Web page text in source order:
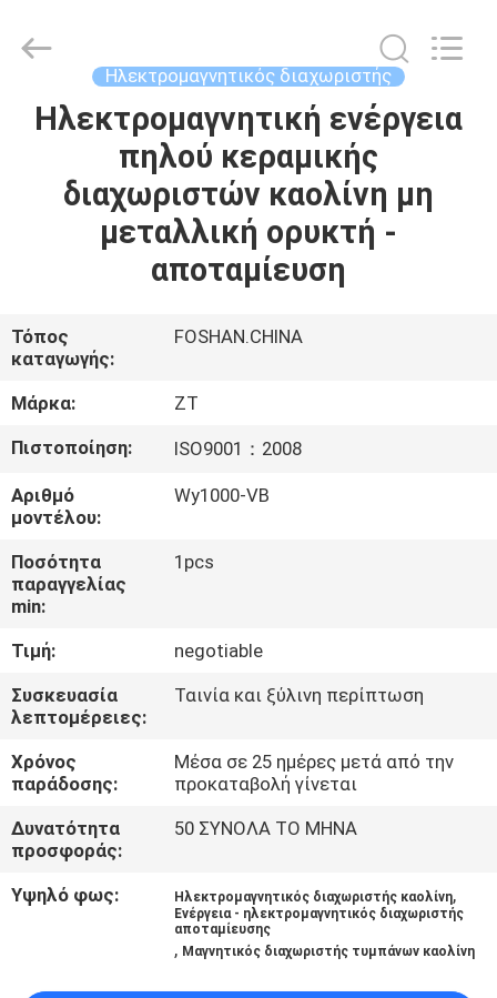
ΣΠΊΤΙ
ΠΡΟΪΌΝΤΑ
ΠΕΡΊΠΟΥ
ΓΎΡΟΣ
ΕΡΓΟΣΤΑΣΊΩΝ
ΠΟΙΟΤΙΚΌΣ
ΈΛΕΓΧΟΣ
ΜΑΣ
ΕΛΆΤΕ
ΣΕ
ΕΠΑΦΉ
ΜΕ
&
ΓΝΏΣΗ
ΠΕΡΙΠΤΏΣΕΙΣ
Reserved.
Ηλεκτρομαγνητικός διαχωριστής
Ηλεκτρομαγνητική ενέργεια
πηλού κεραμικής
διαχωριστών καολίνη μη
μεταλλική ορυκτή -
αποταμίευση
Τόπος
καταγωγής:
FOSHAN.CHINA
Μάρκα:
ZT
Πιστοποίηση:
ISO9001：2008
Αριθμό
μοντέλου:
Wy1000-VB
Ποσότητα
παραγγελίας
min:
1pcs
Τιμή:
negotiable
Συσκευασία
λεπτομέρειες:
Ταινία και ξύλινη περίπτωση
Χρόνος
παράδοσης:
Μέσα σε 25 ημέρες μετά από την
προκαταβολή γίνεται
Δυνατότητα
προσφοράς:
50 ΣΥΝΟΛΑ ΤΟ ΜΗΝΑ
Υψηλό φως: Ηλεκτρομαγνητικός διαχωριστής καολίνη,
Ενέργεια - ηλεκτρομαγνητικός διαχωριστής
αποταμίευσης
, Μαγνητικός διαχωριστής τυμπάνων καολίνη